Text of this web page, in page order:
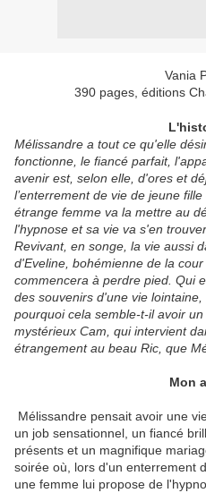
Vania
390 pages, éditions
Mélissandre a tout ce qu'elle
fonctionne, le fiancé parfait,
avenir est, selon elle, d'ores et
l’enterrement de vie de jeune
étrange femme va la mettre au
l'hypnose et sa vie va s'en
Revivant, en songe, la vie aussi
d'Eveline, bohémienne de la
commencera à perdre pied. Qui
des souvenirs d'une vie
pourquoi cela semble-t-il avoir
mystérieux Cam, qui intervient
étrangement au beau Ric, que
Mon
Mélissandre pensait avoir une
un job sensationnel, un fiancé
présents et un magnifique
soirée où, lors d'un enterrement
une femme lui propose de